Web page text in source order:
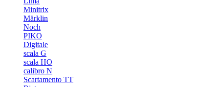
Minitrix
Märklin
Noch
PIKO
Digitale
scala G
scala HO
calibro N
Scartamento TT